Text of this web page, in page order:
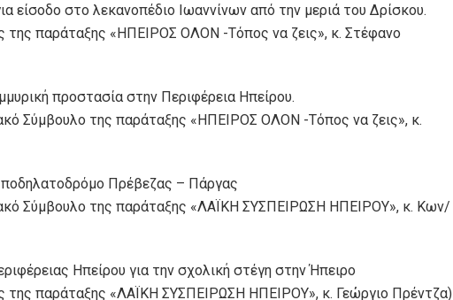
είσοδο στο λεκανοπέδιο Ιωαννίνων από την μεριά του Δρίσκου.
της παράταξης «ΗΠΕΙΡΟΣ ΟΛΟΝ -Τόπος να ζεις», κ. Στέφανο
προστασία στην Περιφέρεια Ηπείρου.
Σύμβουλο της παράταξης «ΗΠΕΙΡΟΣ ΟΛΟΝ -Τόπος να ζεις», κ.
Πρέβεζας – Πάργας
Σύμβουλο της παράταξης «ΛΑΪΚΗ ΣΥΣΠΕΙΡΩΣΗ ΗΠΕΙΡΟΥ», κ. Κων/
Ηπείρου για την σχολική στέγη στην Ήπειρο
της παράταξης «ΛΑΪΚΗ ΣΥΣΠΕΙΡΩΣΗ ΗΠΕΙΡΟΥ», κ. Γεώργιο Πρέντζα)